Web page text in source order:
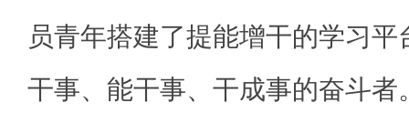
员青年搭建了提能增干的学习
干事、能干事、干成事的奋斗者